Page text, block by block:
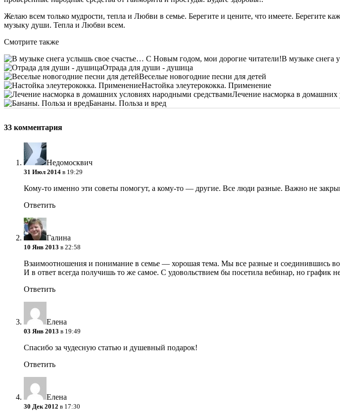
Желаю всем только мудрости, тепла и Любви в семье. Берегите и цените, что имеете. Берегите
музыку души. Тепла и Любви всем.
Смотрите также
В музыке снега
Отрада для души - душица
Веселые новогодние песни для детей
Настойка элеутерококка. Применение
Лечение насморка в домашних
Бананы. Польза и вред
33 комментария
Недомосквич
31 Июл 2014 в 19:29
Кому-то именно эти советы помогут, а кому-то — другие. Все люди разные. Важно не
Ответить
Галина
10 Янв 2013 в 22:58
Взаимоотношения и понимание в семье — хорошая тема. Мы все разные и соединившись
И в ответ всегда получишь то же самое. С удовольствием бы посетила вебинар, но график
Ответить
Елена
03 Янв 2013 в 19:49
Спасибо за чудесную статью и душевный подарок!
Ответить
Елена
30 Дек 2012 в 17:30